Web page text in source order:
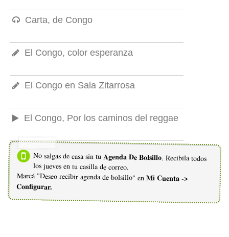
Carta, de Congo
El Congo, color esperanza
El Congo en Sala Zitarrosa
El Congo, Por los caminos del reggae
No salgas de casa sin tu Agenda De Bolsillo. Recibila todos
los jueves en tu casilla de correo.
Marcá "Deseo recibir agenda de bolsillo" en Mi Cuenta ->
Configurar.